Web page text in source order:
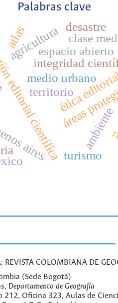
Palabras clave
ética
científica
integridad
agricultura
ambiente
áreas
territorio
turismo
espacio abierto
medio urbano
aires
clase
atlas desastre
REVISTA COLOMBIANA DE
(Sede Bogotá)
Departamento de Geografía
Oficina 323, Aulas de